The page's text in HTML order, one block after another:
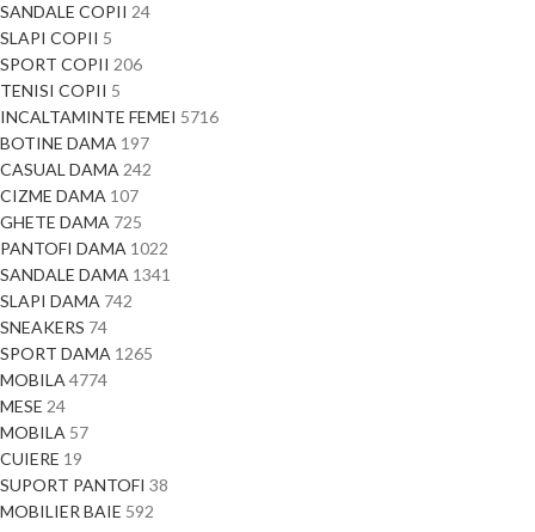
SANDALE COPII 24
SLAPI COPII 5
SPORT COPII 206
TENISI COPII 5
INCALTAMINTE FEMEI 5716
BOTINE DAMA 197
CASUAL DAMA 242
CIZME DAMA 107
GHETE DAMA 725
PANTOFI DAMA 1022
SANDALE DAMA 1341
SLAPI DAMA 742
SNEAKERS 74
SPORT DAMA 1265
MOBILA 4774
MESE 24
MOBILA 57
CUIERE 19
SUPORT PANTOFI 38
MOBILIER BAIE 592